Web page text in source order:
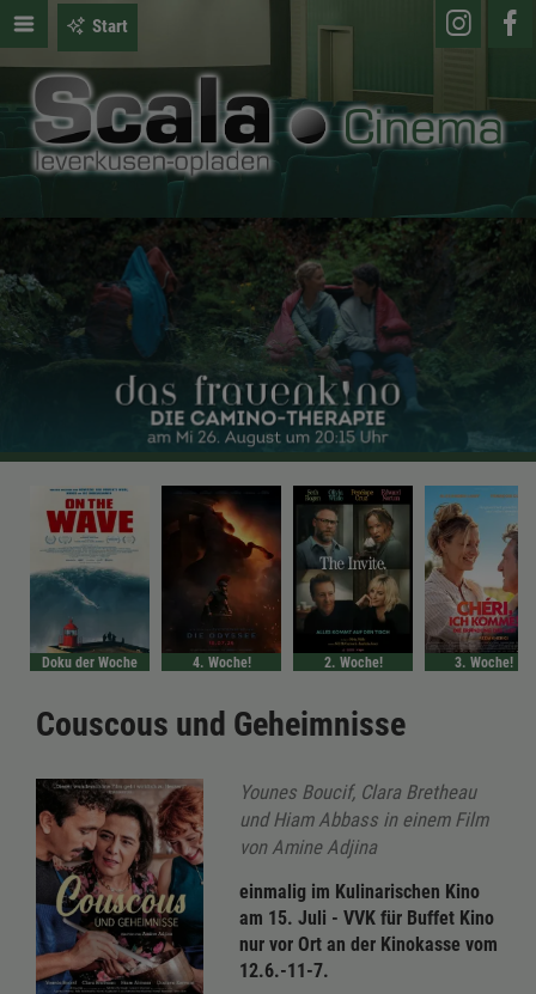
Start
Doku der Woche 4. Woche! 2. Woche! 3. Woche!
Couscous und Geheimnisse
Younes Boucif, Clara Bretheau
und Hiam Abbass in einem Film
von Amine Adjina
einmalig im Kulinarischen Kino
am 15. Juli - VVK für Buffet Kino
nur vor Ort an der Kinokasse vom
12.6.-11-7.